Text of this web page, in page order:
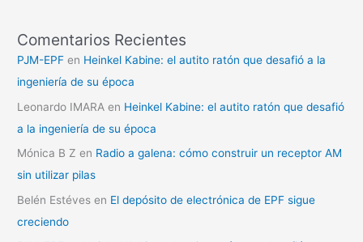
Comentarios Recientes
PJM-EPF en Heinkel Kabine: el autito ratón que desafió a la
ingeniería de su época
Leonardo IMARA en Heinkel Kabine: el autito ratón que desafió
a la ingeniería de su época
Mónica B Z en Radio a galena: cómo construir un receptor AM
sin utilizar pilas
Belén Estéves en El depósito de electrónica de EPF sigue
creciendo